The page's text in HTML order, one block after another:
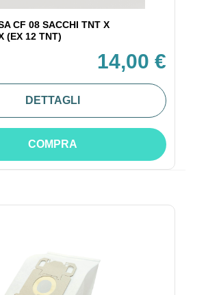
CF 08 SACCHI TNT X
(EX 12 TNT)
14,00 €
DETTAGLI
COMPRA